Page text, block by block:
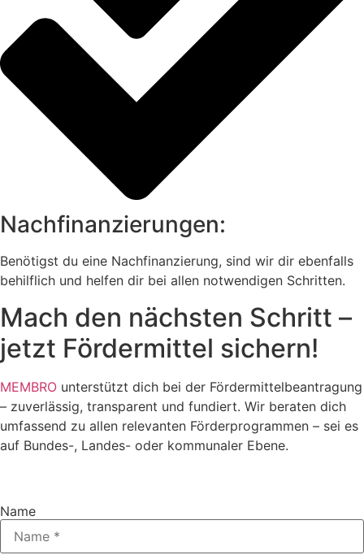
Nachfinanzierungen:
Benötigst du eine Nachfinanzierung, sind wir dir ebenfalls
behilflich und helfen dir bei allen notwendigen Schritten.
Mach den nächsten Schritt –
jetzt Fördermittel sichern!
MEMBRO unterstützt dich bei der Fördermittelbeantragung
– zuverlässig, transparent und fundiert. Wir beraten dich
umfassend zu allen relevanten Förderprogrammen – sei es
auf Bundes-, Landes- oder kommunaler Ebene.
Name